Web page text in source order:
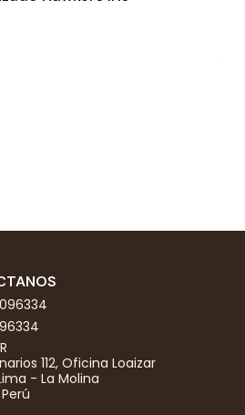
112, Oficina Loaizar
- La Molina